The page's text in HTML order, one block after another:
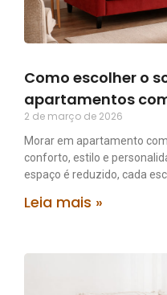
Como escolher o
apartamentos
2 de março de 2026
Morar em apartamento
conforto, estilo e
espaço é reduzido, cada
Leia mais »